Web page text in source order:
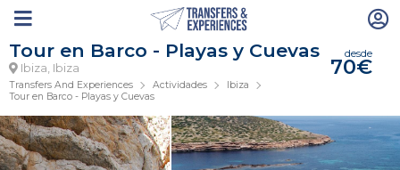
Tour en Barco - Playas y Cuevas
Ibiza, Ibiza
desde
70€
Transfers And Experiences Actividades
Ibiza
Tour en Barco - Playas y Cuevas